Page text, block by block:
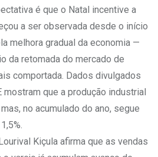
é que o Natal incentive a
a ser observada desde o início
melhora gradual da economia —
da retomada do mercado de
comportada. Dados divulgados
mostram que a produção industrial
no acumulado do ano, segue
Kiçula afirma que as vendas